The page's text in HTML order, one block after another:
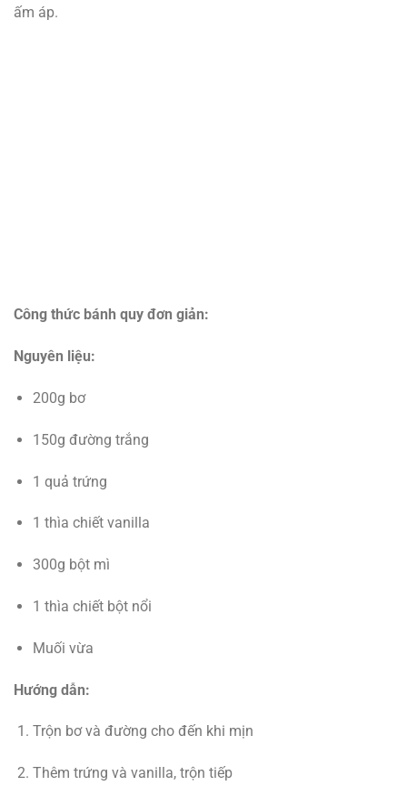
ấm áp.
Công thức bánh quy đơn giản:
Nguyên liệu:
200g bơ
150g đường trắng
1 quả trứng
1 thìa chiết vanilla
300g bột mì
1 thìa chiết bột nổi
Muối vừa
Hướng dẫn:
Trộn bơ và đường cho đến khi mịn
Thêm trứng và vanilla, trộn tiếp